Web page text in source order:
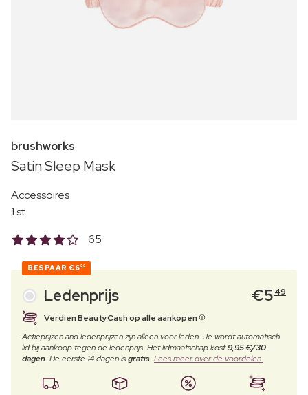
brushworks
Satin Sleep Mask
Accessoires
1 st
65
BESPAAR €600
Ledenprijs €5 49
Verdien BeautyCash op alle aankopen
Actieprijzen and ledenprijzen zijn alleen voor leden. Je wordt automatisch
lid bij aankoop tegen de ledenprijs. Het lidmaatschap kost9,95 €/30
dagen. De eerste 14 dagen isgratis. Lees meer over de voordelen.